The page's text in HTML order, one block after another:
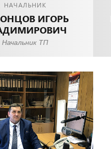
НАЧАЛЬНИК
ИГОРЬ
Начальник ТП